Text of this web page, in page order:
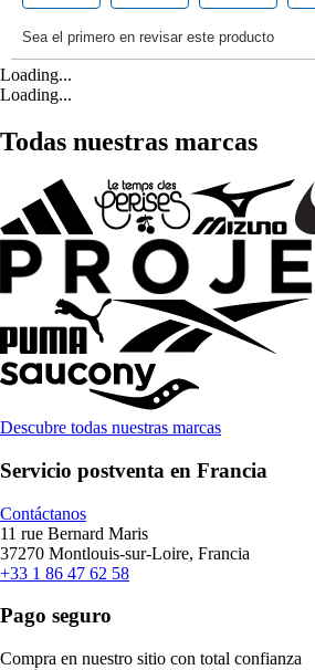
Loading...
Loading...
Todas nuestras marcas
Descubre todas nuestras marcas
Servicio postventa en Francia
Contáctanos
11 rue Bernard Maris
37270 Montlouis-sur-Loire, Francia
+33 1 86 47 62 58
Pago seguro
Compra en nuestro sitio con total confianza